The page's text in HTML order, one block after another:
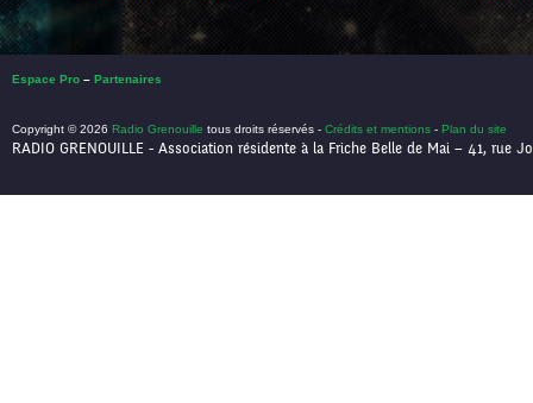
Espace Pro – Partenaires
Copyright © 2026 Radio Grenouille tous droits réservés - Crédits et mentions - Plan du site
RADIO GRENOUILLE - Association résidente à la Friche Belle de Mai – 41, rue